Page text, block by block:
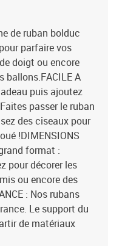
de ruban bolduc
parfaire vos
doigt ou encore
ballons.FACILE A
puis ajoutez
passer le ruban
des ciseaux pour
!DIMENSIONS
format :
pour décorer les
ou encore des
: Nos rubans
Le support du
de matériaux